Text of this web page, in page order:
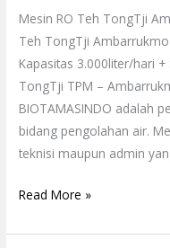
Mesin RO Teh TongTji
Teh TongTji Ambarrukmo
Kapasitas 3.000liter/hari
TongTji TPM –
BIOTAMASINDO adalah
bidang pengolahan air.
teknisi maupun admin
Read More »